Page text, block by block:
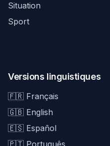
Situation
Sport
Versions linguistiques
🇫🇷 Français
🇬🇧 English
🇪🇸 Español
🇵🇹 Português